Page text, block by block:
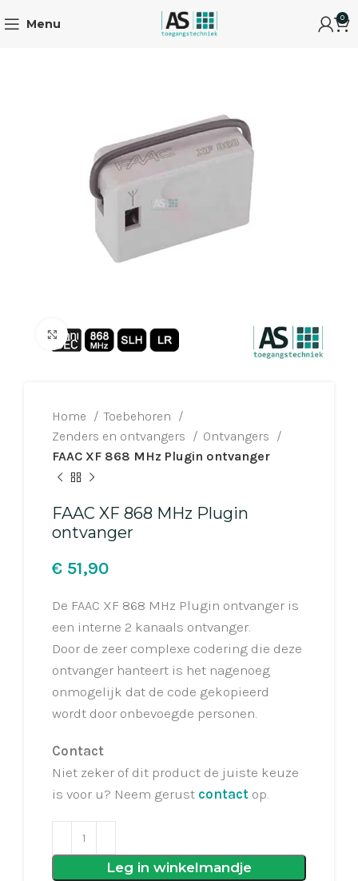
Menu 0
Click to enlarge
Home
Toebehoren
Zenders en ontvangers
Ontvangers
FAAC XF 868 MHz Plugin ontvanger
FAAC XF 868 MHz Plugin
ontvanger
€
De FAAC XF 868 MHz Plugin ontvanger is
een interne 2 kanaals ontvanger.
Door de zeer complexe codering die deze
ontvanger hanteert is het nagenoeg
onmogelijk dat de code gekopieerd
wordt door onbevoegde personen.
Contact
Niet zeker of dit product de juiste keuze
is voor u? Neem gerust contact op.
Leg in winkelmandje